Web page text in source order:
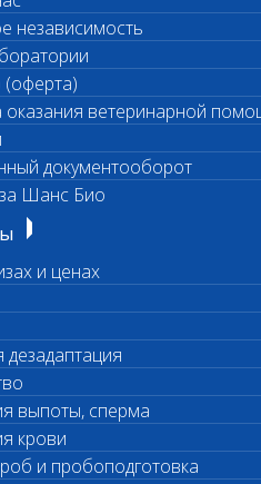
независимость
оказания ветеринарной
документооборот
Шанс Био
и ценах
выпоты, сперма
крови
и пробоподготовка
биохимических
срочных